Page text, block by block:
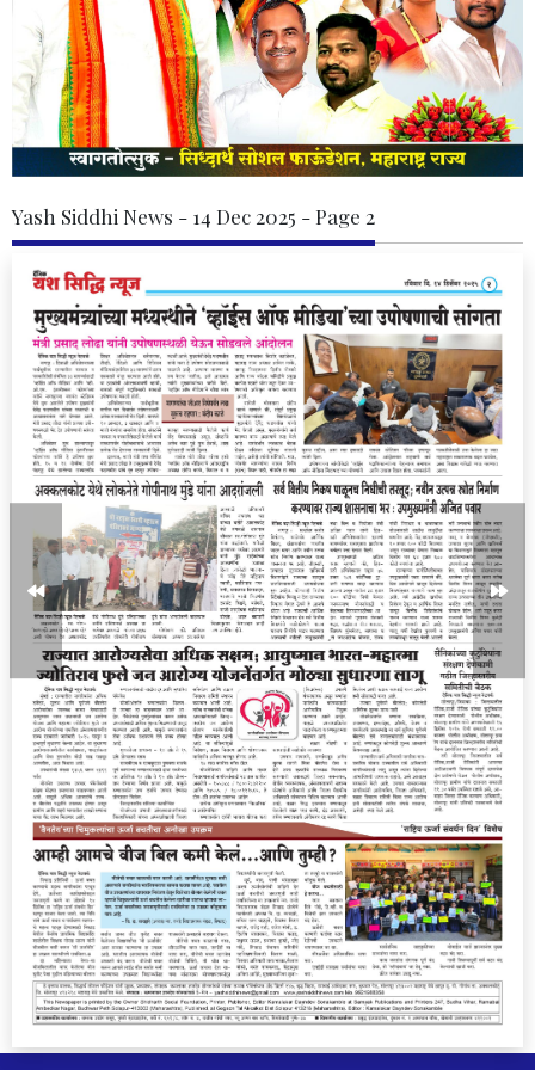
Yash Siddhi News - 14 Dec 2025 - Page 2